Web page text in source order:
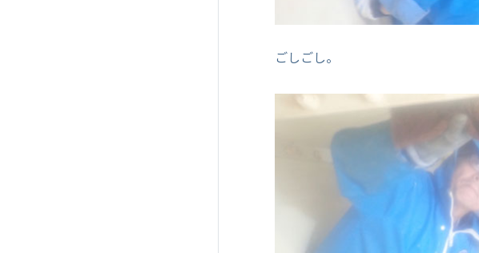
ごしごし。